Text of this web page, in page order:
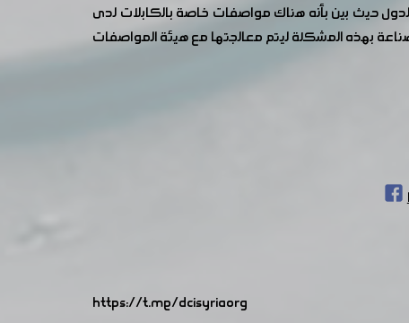
حيث بين بأنه هناك مواصفات خاصة بالكابلات لدى
بهذه المشكلة ليتم معالجتها مع هيئة المواصفات
https://t.me/dcisyriaorg